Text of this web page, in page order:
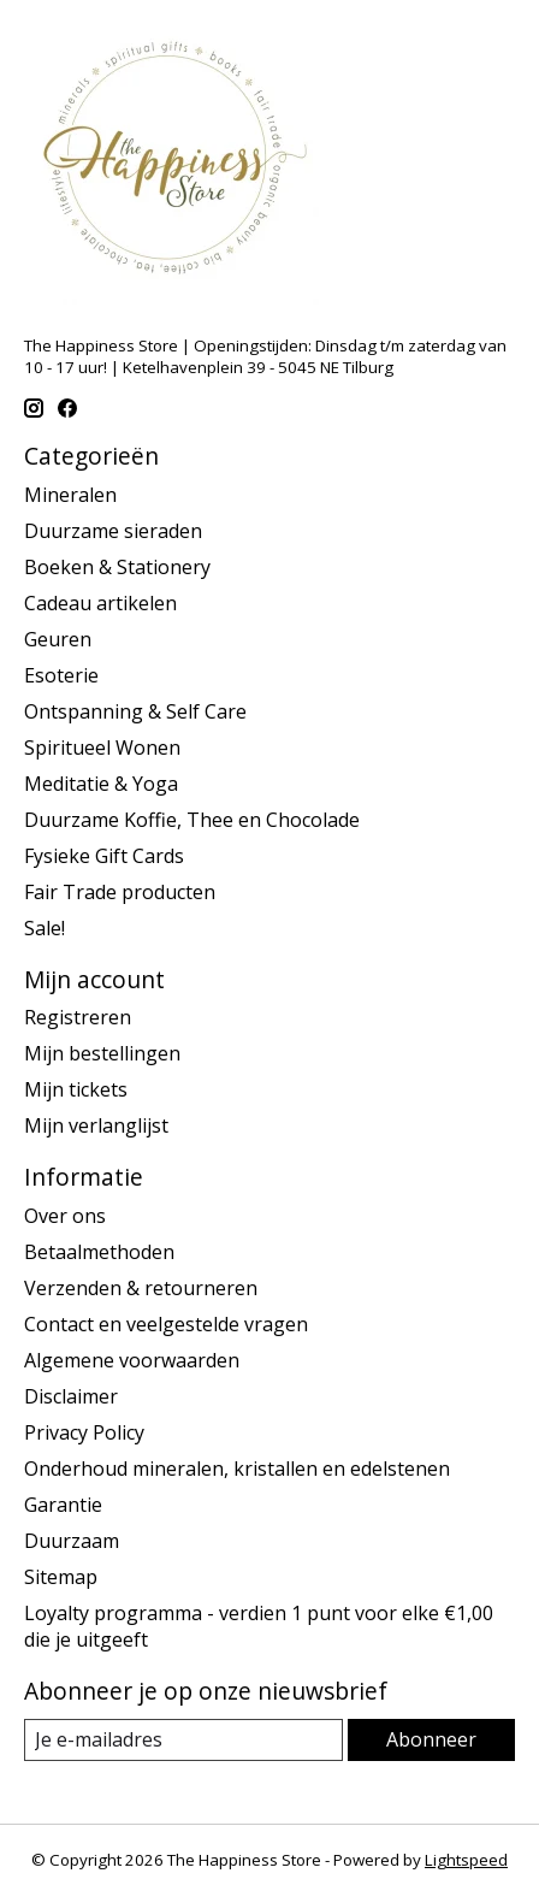
The Happiness Store | Openingstijden: Dinsdag t/m zaterdag van
10 - 17 uur! | Ketelhavenplein 39 - 5045 NE Tilburg
Categorieën
Mineralen
Duurzame sieraden
Boeken & Stationery
Cadeau artikelen
Geuren
Esoterie
Ontspanning & Self Care
Spiritueel Wonen
Meditatie & Yoga
Duurzame Koffie, Thee en Chocolade
Fysieke Gift Cards
Fair Trade producten
Sale!
Mijn account
Registreren
Mijn bestellingen
Mijn tickets
Mijn verlanglijst
Informatie
Over ons
Betaalmethoden
Verzenden & retourneren
Contact en veelgestelde vragen
Algemene voorwaarden
Disclaimer
Privacy Policy
Onderhoud mineralen, kristallen en edelstenen
Garantie
Duurzaam
Sitemap
Loyalty programma - verdien 1 punt voor elke €1,00
die je uitgeeft
Abonneer je op onze nieuwsbrief
Abonneer
© Copyright 2026 The Happiness Store - Powered byLightspeed